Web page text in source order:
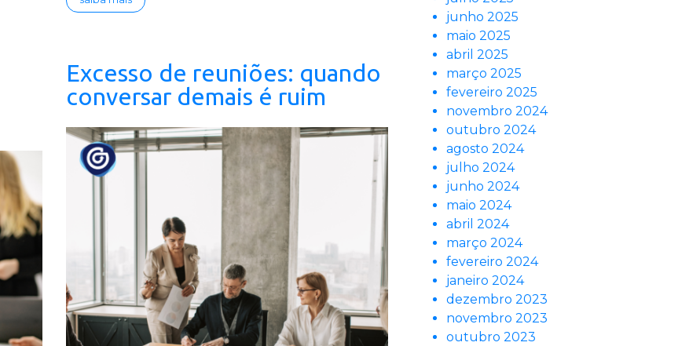
Excesso de reuniões: quando
conversar demais é ruim
junho 2025
maio 2025
abril 2025
março 2025
fevereiro 2025
novembro 2024
outubro 2024
agosto 2024
julho 2024
junho 2024
maio 2024
abril 2024
março 2024
fevereiro 2024
janeiro 2024
dezembro 2023
novembro 2023
outubro 2023